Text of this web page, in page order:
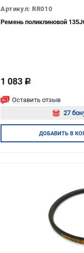
Артикул: RR010
Ремень поликлиновой
1 083 c
Оставить отзыв
27
ДОБАВИТЬВ